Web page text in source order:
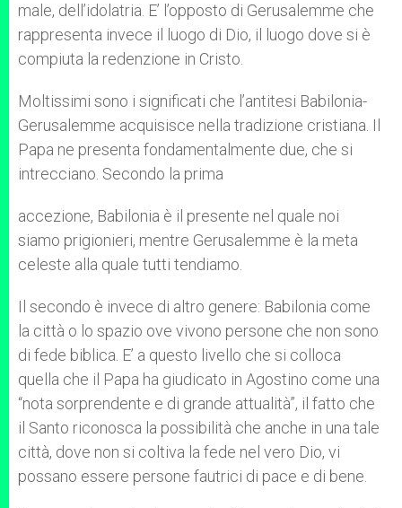
male, dell’idolatria. E’ l’opposto di Gerusalemme che
rappresenta invece il luogo di Dio, il luogo dove si è
compiuta la redenzione in Cristo.
Moltissimi sono i significati che l’antitesi Babilonia-
Gerusalemme acquisisce nella tradizione cristiana. Il
Papa ne presenta fondamentalmente due, che si
intrecciano. Secondo la prima
accezione, Babilonia è il presente nel quale noi
siamo prigionieri, mentre Gerusalemme è la meta
celeste alla quale tutti tendiamo.
Il secondo è invece di altro genere: Babilonia come
la città o lo spazio ove vivono persone che non sono
di fede biblica. E’ a questo livello che si colloca
quella che il Papa ha giudicato in Agostino come una
“nota sorprendente e di grande attualità”, il fatto che
il Santo riconosca la possibilità che anche in una tale
città, dove non si coltiva la fede nel vero Dio, vi
possano essere persone fautrici di pace e di bene.